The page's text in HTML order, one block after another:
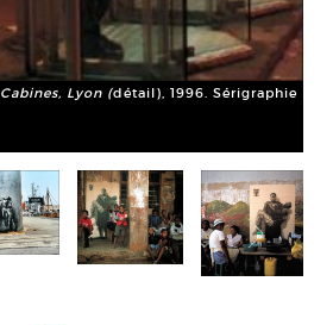
Cabines, Lyon (détail), 1996. Sérigraphie